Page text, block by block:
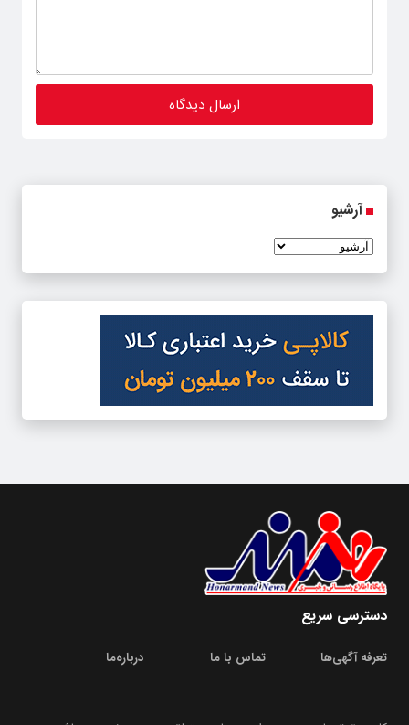
آرشیو
دسترسی سریع
تعرفه آگهی‌ها تماس با ما درباره‌‌ما